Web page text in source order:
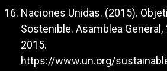
Naciones Unidas. (2015).
Sostenible. Asamblea General,
2015.
https://www.un.org/